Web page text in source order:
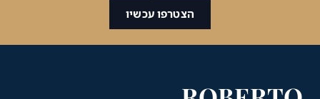
הצטרפו עכשיו